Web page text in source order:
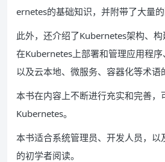
ernetes的基础知识，并附带了大量的
此外，还介绍了Kubernetes架构、构
在Kubernetes上部署和管理应用程序
以及云本地、微服务、容器化等术语
本书在内容上不断进行充实和完善，
Kubernetes。
本书适合系统管理员、开发人员，
的初学者阅读。